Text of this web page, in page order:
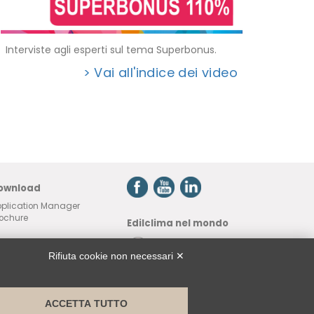
Interviste agli esperti sul tema Superbonus.
> Vai all'indice dei video
Manager
REMOTA
utilizzare solo su
Edilclima nel mondo
Rifiuta cookie non necessari ✕
ACCETTA TUTTO